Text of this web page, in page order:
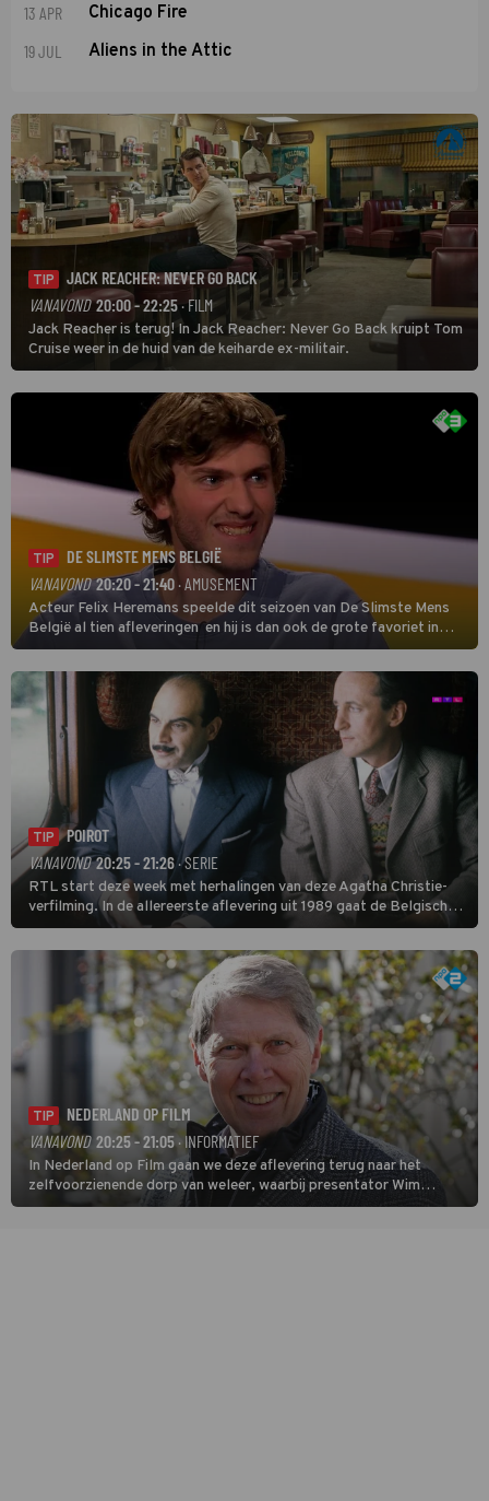
13 APR Chicago Fire
19 JUL Aliens in the Attic
TIP
JACK REACHER: NEVER GO BACK
VANAVOND 20:00 - 22:25 · FILM
Jack Reacher is terug! In Jack Reacher: Never Go Back kruipt Tom
Cruise weer in de huid van de keiharde ex-militair.
TIP
DE SLIMSTE MENS BELGIË
VANAVOND 20:20 - 21:40· AMUSEMENT
Acteur Felix Heremans speelde dit seizoen van De Slimste Mens
België al tien afleveringen en hij is dan ook de grote favoriet in
deze seizoensfinale. En er is Nederlandse inbreng, want komiek
Soundos El Ahmadi neemt plaats aan de jurytafel.
TIP
POIROT
VANAVOND 20:25 - 21:26 · SERIE
RTL start deze week met herhalingen van deze Agatha Christie-
verfilming. In de allereerste aflevering uit 1989 gaat de Belgische
speurder op zoek naar een vermiste kok. Poirot raakt al snel
verwikkeld in een moordzaak. (HH)
TIP
NEDERLAND OP FILM
VANAVOND 20:25 - 21:05· INFORMATIEF
In Nederland op Film gaan we deze aflevering terug naar het
zelfvoorzienende dorp van weleer, waarbij presentator Wim
Daniëls de kijkers meeneemt op reis door de tijd aan de hand van